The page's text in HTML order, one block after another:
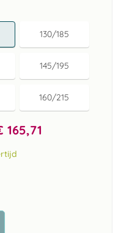
130/185
145/195
160/215
165,71